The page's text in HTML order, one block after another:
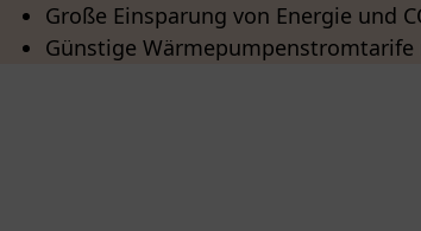
Große Einsparung von Energie und
Günstige